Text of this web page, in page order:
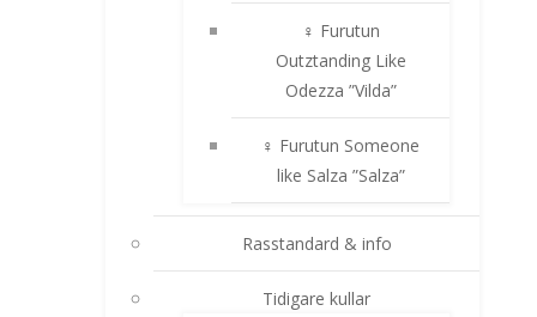
♀ Furutun
Outztanding Like
Odezza ”Vilda”
♀ Furutun Someone
like Salza ”Salza”
Rasstandard & info
Tidigare kullar